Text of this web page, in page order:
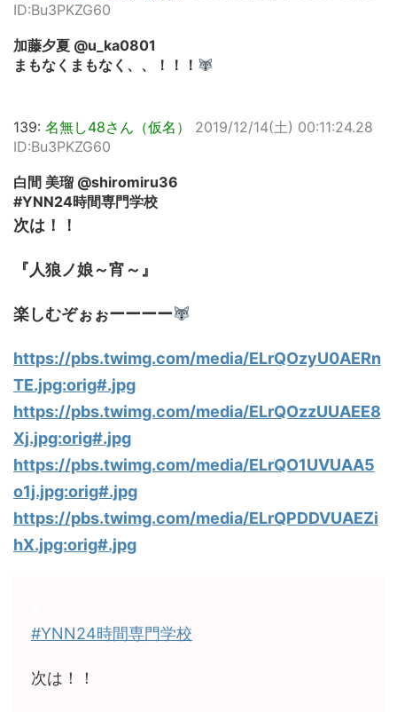
ID:Bu3PKZG60
加藤夕夏 @u_ka0801
まもなくまもなく、、！！！
139: 名無し48さん（仮名）
2019/12/14(土) 00:11:24.28
ID:Bu3PKZG60
白間 美瑠 @shiromiru36
#YNN24時間専門学校
次は！！
『人狼ノ娘～宵～』
楽しむぞぉぉーーーー
https://pbs.twimg.com/media/ELrQOzyU0AERn
TE.jpg:orig#.jpg
https://pbs.twimg.com/media/ELrQOzzUUAEE8
Xj.jpg:orig#.jpg
https://pbs.twimg.com/media/ELrQO1UVUAA5
o1j.jpg:orig#.jpg
https://pbs.twimg.com/media/ELrQPDDVUAEZi
hX.jpg:orig#.jpg
#YNN24時間専門学校
次は！！